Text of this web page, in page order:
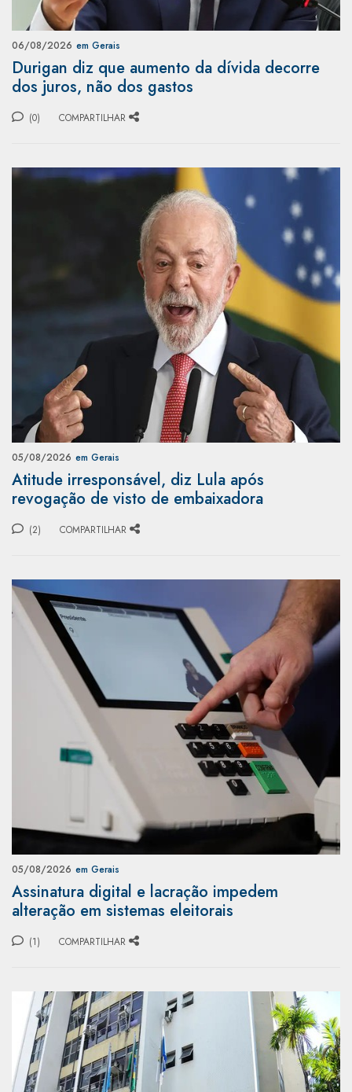
06/08/2026 em Gerais
Durigan diz que aumento da dívida decorre
dos juros, não dos gastos
(0) COMPARTILHAR
05/08/2026 em Gerais
Atitude irresponsável, diz Lula após
revogação de visto de embaixadora
(2) COMPARTILHAR
05/08/2026 em Gerais
Assinatura digital e lacração impedem
alteração em sistemas eleitorais
(1) COMPARTILHAR